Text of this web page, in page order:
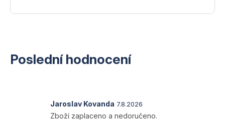
Poslední hodnocení
Hodnocení
produktu
Jaroslav Kovanda 7.8.2026
Zboží zaplaceno a nedoručeno.